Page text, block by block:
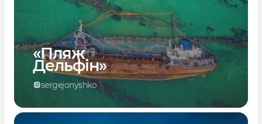
«Пляж
Дельфін»
sergejonyshko